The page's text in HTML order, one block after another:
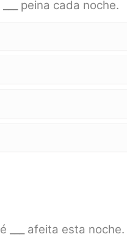
___ peina cada noche.
___ afeita esta noche.